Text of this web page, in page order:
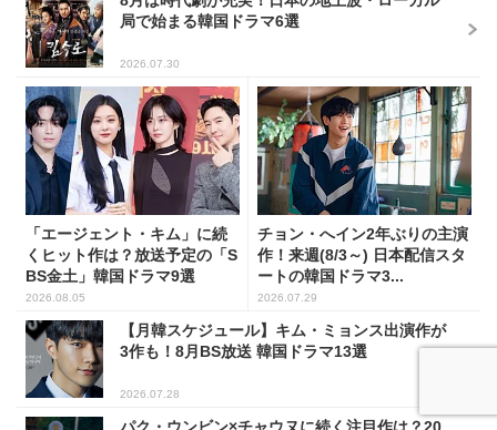
局で始まる韓国ドラマ6選
2026.07.30
「エージェント・キム」に続
くヒット作は？放送予定の「S
BS金土」韓国ドラマ9選
2026.08.05
チョン・へイン2年ぶりの主演
作！来週(8/3～) 日本配信スタ
ートの韓国ドラマ3...
2026.07.29
【月韓スケジュール】キム・ミョンス出演作が
3作も！8月BS放送 韓国ドラマ13選
2026.07.28